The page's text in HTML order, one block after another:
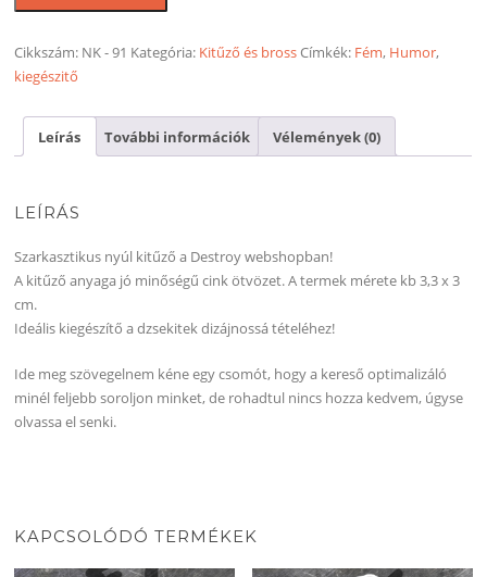
mennyiség
Cikkszám: NK - 91 Kategória: Kitűző és brossCímkék: Fém, Humor,
kiegészitő
Leírás További információk Vélemények (0)
LEÍRÁS
Szarkasztikus nyúl kitűző a Destroy webshopban!
A kitűző anyaga jó minőségű cink ötvözet. A termek mérete kb 3,3 x 3
cm.
Ideális kiegészítő a dzsekitek dizájnossá tételéhez!
Ide meg szövegelnem kéne egy csomót, hogy a kereső optimalizáló
minél feljebb soroljon minket, de rohadtul nincs hozza kedvem, úgyse
olvassa el senki.
KAPCSOLÓDÓ TERMÉKEK